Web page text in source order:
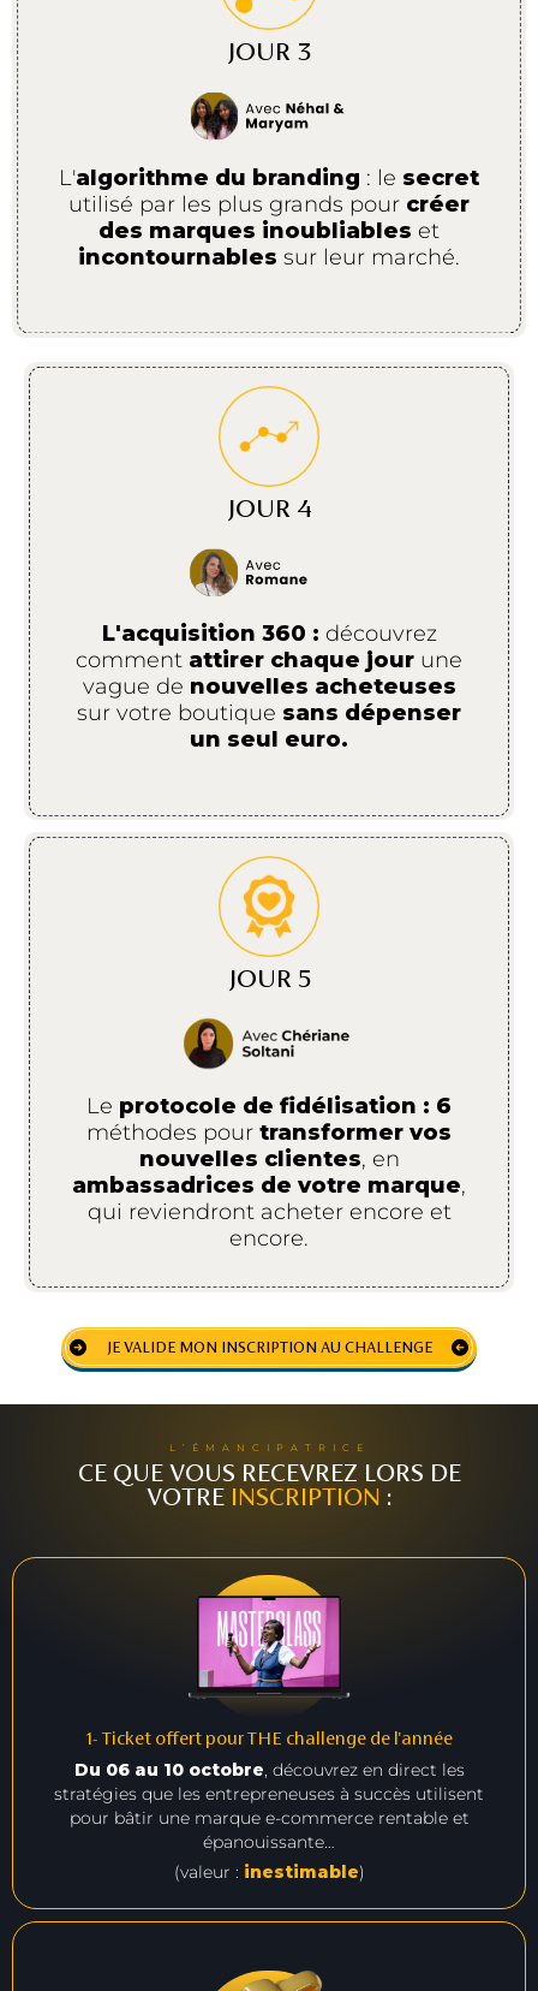
JOUR 3
L'algorithme du branding : le secret
utilisé par les plus grands pour créer
des marques inoubliables et
incontournables sur leur marché.
JOUR 4
L'acquisition 360 : découvrez
comment attirer chaque jour une
vague de nouvelles acheteuses
sur votre boutique sans dépenser
un seul euro.
JOUR 5
Le protocole de fidélisation : 6
méthodes pour transformer vos
nouvelles clientes, en
ambassadrices de votre marque,
qui reviendront acheter encore et
encore.
JE VALIDE MON INSCRIPTION AU CHALLENGE
L’ÉMANCIPATRICE
CE QUE VOUS RECEVREZ LORS DE
VOTRE INSCRIPTION :
1- Ticket offert pour THE challenge de l'année
Du 06 au 10 octobre , découvrez en direct les
stratégies que les entrepreneuses à succès utilisent
pour bâtir une marque e-commerce rentable et
épanouissante…
(valeur : inestimable)